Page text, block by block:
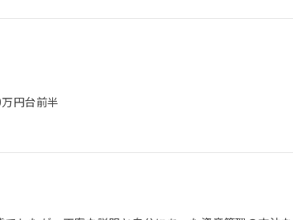
円台前半